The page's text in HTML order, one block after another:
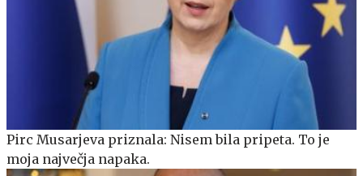
Pirc Musarjeva priznala: Nisem bila pripeta. To je
moja največja napaka.